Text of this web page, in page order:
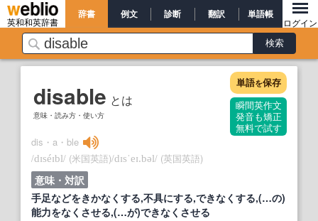
英和和英辞書
辞書 例文 診断 翻訳 単語帳
ログイン
disable とは
意味・読み方・使い方
単語を保存
瞬間英作文
発音も矯正
無料で試す
dis・a・ble
/dɪséɪbl/ (米国英語)/dɪsˈeɪ.bəl/ (英国英語)
意味・対訳
手足などをきかなくする,不具にする,できなくする,(…の)
能力をなくさせる,(…が)できなくさせる